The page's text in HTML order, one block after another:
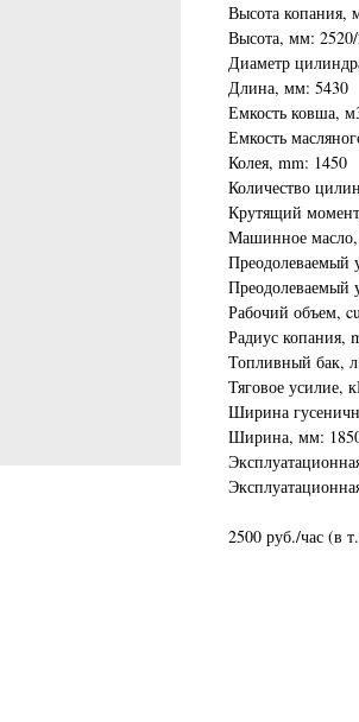
Высота копания,
Высота, мм:
Диаметр
Длина, мм: 5430
Емкость ковша,
Емкость
Колея, mm: 1450
Количество
Крутящий
Машинное
Преодолеваемый
Преодолеваемый
Рабочий объем,
Радиус копания,
Топливный бак,
Тяговое усилие,
Ширина
Ширина, мм:
2500 руб./час (в